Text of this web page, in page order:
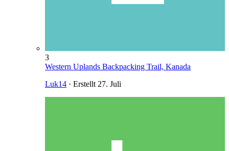
3
Western Uplands Backpacking Trail, Kanada
Luk14 · Erstellt 27. Juli